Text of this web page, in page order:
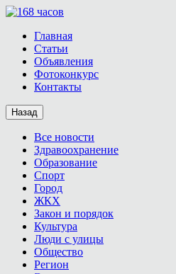
Главная
Статьи
Объявления
Фотоконкурс
Контакты
Назад
Все новости
Здравоохранение
Образование
Спорт
Город
ЖКХ
Закон и порядок
Культура
Люди с улицы
Общество
Регион